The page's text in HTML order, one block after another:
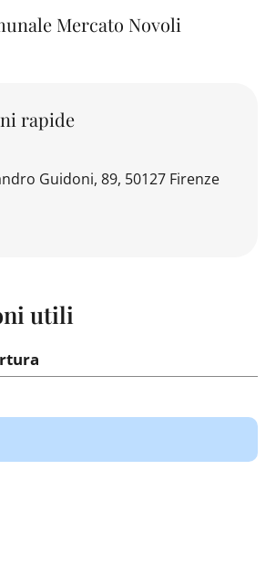
Mercato Novoli
rapide
Guidoni, 89, 50127 Firenze
utili